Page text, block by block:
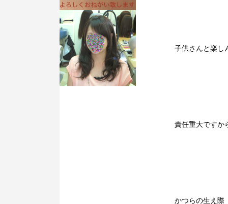
子供さんと楽し
責任重大ですか
かつらの生え